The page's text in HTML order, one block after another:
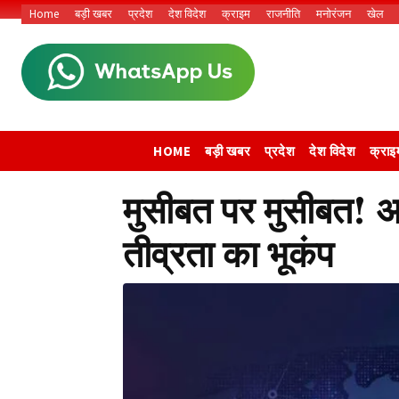
Home बड़ी खबर प्रदेश देश विदेश क्राइम राजनीति मनोरंजन खेल
HOME बड़ी खबर प्रदेश देश विदेश
मुसीबत पर मुसीबत!
तीव्रता का भूकंप